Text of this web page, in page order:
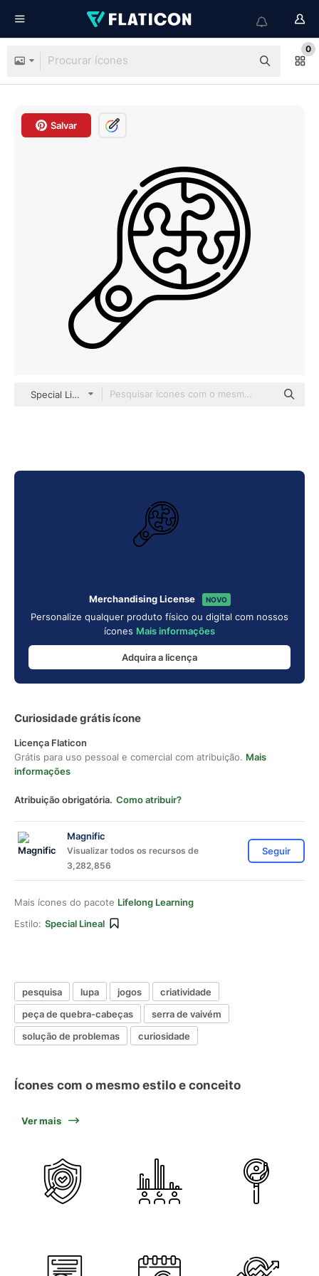
0
Salvar
Special Lineal
Merchandising License NOVO
Personalize qualquer produto físico ou digital com nossos
ícones Mais informações
Adquira a licença
Curiosidade grátis ícone
Licença Flaticon
Grátis para uso pessoal e comercial com atribuição. Mais
informações
Atribuição obrigatória. Como atribuir?
Magnific
Visualizar todos os recursos de
3,282,856
Seguir
Mais ícones do pacote Lifelong Learning
Estilo: Special Lineal
pesquisa lupa jogos
criatividade
peça de quebra-cabeças
serra de vaivém
solução de problemas
curiosidade
Ícones com o mesmo estilo e conceito
Ver mais